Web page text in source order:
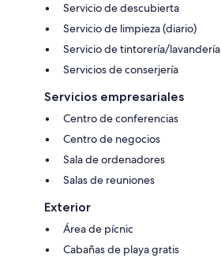
Servicio de descubierta
Servicio de limpieza (diario)
Servicio de tintorería/lavandería
Servicios de conserjería
Servicios empresariales
Centro de conferencias
Centro de negocios
Sala de ordenadores
Salas de reuniones
Exterior
Área de pícnic
Cabañas de playa gratis